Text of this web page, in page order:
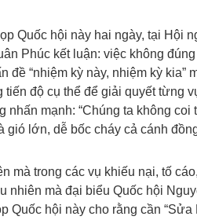
Quốc hội này hai ngày, tại Hội
Phúc kết luận: việc không
đề “nhiệm kỳ này, nhiệm kỳ
tiến độ cụ thể để giải quyết từng
nhấn mạnh: “Chúng ta không
gió lớn, dễ bốc cháy cả cánh
mà trong các vụ khiếu nại, tố
nhiên mà đại biểu Quốc hội
Quốc hội này cho rằng cần